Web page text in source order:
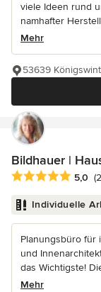
viele Ideen rund
namhafter
Mehr
53639
Bildhauer |
Durchschnittliche
5,0
Individuelle
Planungsbüro für
und
das Wichtigste!
Mehr